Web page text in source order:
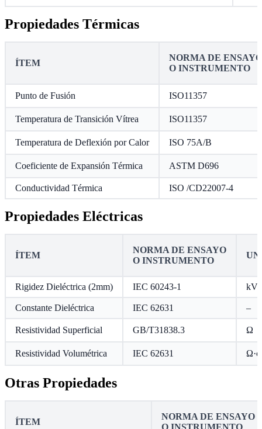
Propiedades Térmicas
ÍTEM
NORMA DE ENSAYO
O INSTRUMENTO
Punto de Fusión ISO11357
Temperatura de Transición Vítrea ISO11357
Temperatura de Deflexión por Calor ISO 75A/B
Coeficiente de Expansión Térmica ASTM D696
Conductividad Térmica ISO /CD22007-4
Propiedades Eléctricas
ÍTEM
NORMA DE ENSAYO
O INSTRUMENTO
Rigidez Dieléctrica (2mm) IEC 60243-1 kV/
Constante Dieléctrica IEC 62631 –
Resistividad Superficial GB/T31838.3 Ω
Resistividad Volumétrica IEC 62631
Otras Propiedades
ÍTEM
NORMA DE ENSAYO
O INSTRUMENTO